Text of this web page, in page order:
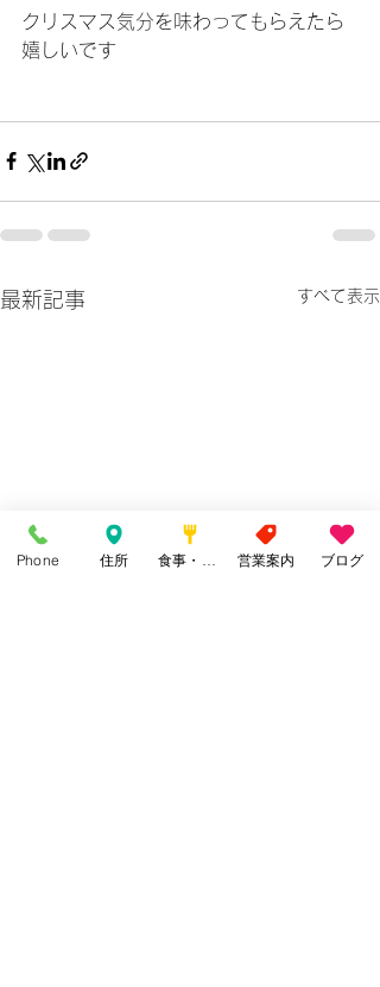
クリスマス気分を味わってもらえたら
嬉しいです
最新記事 すべて表示
Phone 住所 営業案内 ブログ